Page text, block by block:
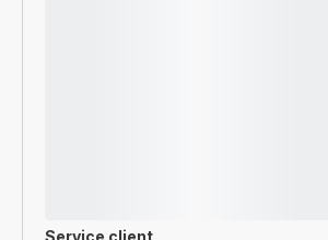
Service client